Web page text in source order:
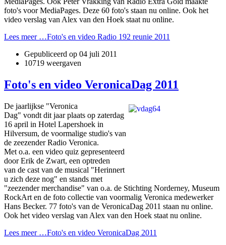
foto's voor MediaPages. Deze 60 foto's staan nu online. Ook het
video verslag van Alex van den Hoek staat nu online.
Lees meer …Foto's en video Radio 192 reunie 2011
Gepubliceerd op 04 juli 2011
10719 weergaven
Foto's en video VeronicaDag 2011
De jaarlijkse "Veronica
Dag" vondt dit jaar plaats op zaterdag
16 april in Hotel Lapershoek in
Hilversum, de voormalige studio's van
de zeezender Radio Veronica.
Met o.a. een video quiz gepresenteerd
door Erik de Zwart, een optreden
van de cast van de musical "Herinnert
u zich deze nog" en stands met
"zeezender merchandise" van o.a. de Stichting Norderney, Museum
RockArt en de foto collectie van voormalig Veronica medewerker
Hans Becker. 77 foto's van de VeronicaDag 2011 staan nu online.
Ook het video verslag van Alex van den Hoek staat nu online.
Lees meer …Foto's en video VeronicaDag 2011